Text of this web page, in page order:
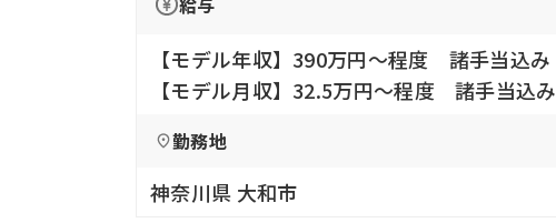
【モデル年収】390万円〜程度 諸手当込み
【モデル月収】32.5万円〜程度 諸手当込み
勤務地
神奈川県 大和市